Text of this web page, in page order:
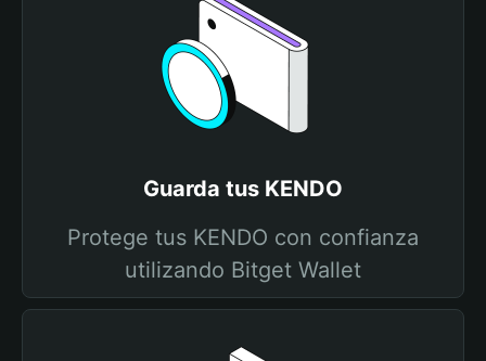
Guarda tus KENDO
Protege tus KENDO con confianza
utilizando Bitget Wallet